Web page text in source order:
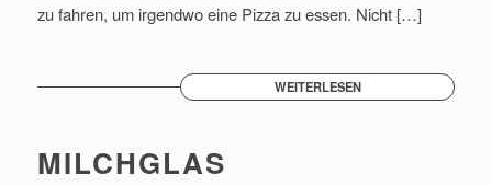
zu fahren, um irgendwo eine Pizza zu essen. Nicht […]
WEITERLESEN
MILCHGLAS